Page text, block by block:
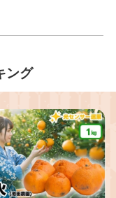
ング